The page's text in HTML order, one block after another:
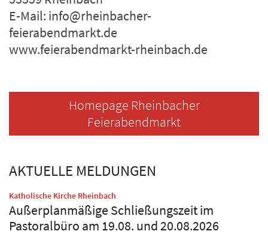
E-Mail: info@rheinbacher-
feierabendmarkt.de
www.feierabendmarkt-rheinbach.de
Homepage Rheinbacher
Feierabendmarkt
AKTUELLE MELDUNGEN
Katholische Kirche Rheinbach
Außerplanmäßige Schließungszeit im
Pastoralbüro am 19.08. und 20.08.2026